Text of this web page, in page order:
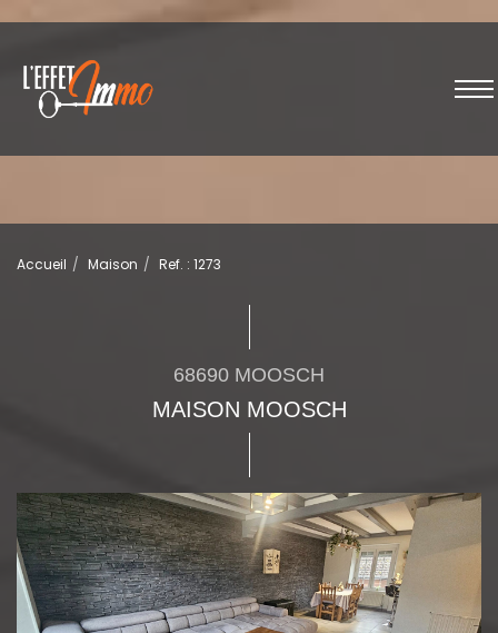
Accueil Maison Ref. : 1273
68690 MOOSCH
MAISON MOOSCH